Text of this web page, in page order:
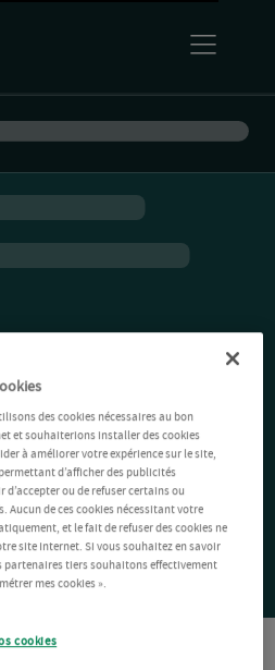
des cookies nécessaires au bon
et souhaiterions installer des cookies
à améliorer votre expérience sur le site,
d’afficher des publicités
ou de refuser certains ou
Aucun de ces cookies nécessitant votre
et le fait de refuser des cookies ne
site Internet. Si vous souhaitez en savoir
partenaires tiers souhaitons effectivement
mes cookies ».
cookies